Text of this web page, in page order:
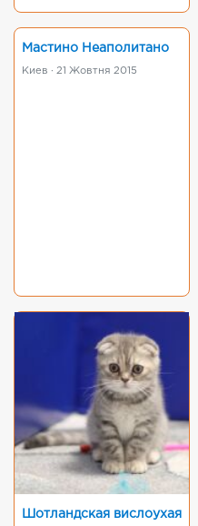
Мастино Неаполитано
Киев · 21 Жовтня 2015
Шотландская вислоухая